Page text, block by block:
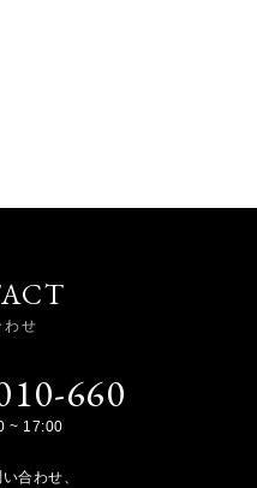
わせ
660
~ 17:00
合わせ、